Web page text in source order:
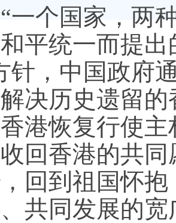
个国家，两种
平统一而提
针，中国政府
决历史遗留的
港恢复行使
回香港的共
回到祖国怀
共同发展的宽